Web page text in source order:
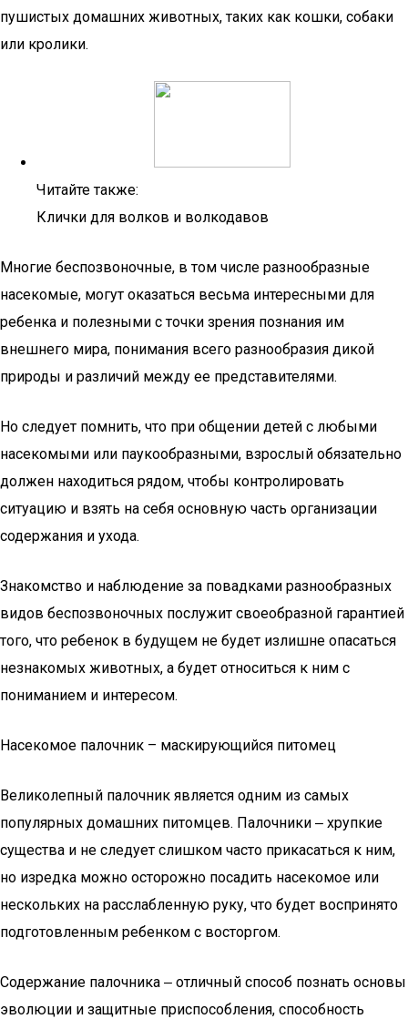
пушистых домашних животных, таких как кошки, собаки
или кролики.
Читайте также:
Клички для волков и волкодавов
Многие беспозвоночные, в том числе разнообразные
насекомые, могут оказаться весьма интересными для
ребенка и полезными с точки зрения познания им
внешнего мира, понимания всего разнообразия дикой
природы и различий между ее представителями.
Но следует помнить, что при общении детей с любыми
насекомыми или паукообразными, взрослый обязательно
должен находиться рядом, чтобы контролировать
ситуацию и взять на себя основную часть организации
содержания и ухода.
Знакомство и наблюдение за повадками разнообразных
видов беспозвоночных послужит своеобразной гарантией
того, что ребенок в будущем не будет излишне опасаться
незнакомых животных, а будет относиться к ним с
пониманием и интересом.
Насекомое палочник – маскирующийся питомец
Великолепный палочник является одним из самых
популярных домашних питомцев. Палочники ‒ хрупкие
существа и не следует слишком часто прикасаться к ним,
но изредка можно осторожно посадить насекомое или
нескольких на расслабленную руку, что будет воспринято
подготовленным ребенком с восторгом.
Содержание палочника ‒ отличный способ познать основы
эволюции и защитные приспособления, способность